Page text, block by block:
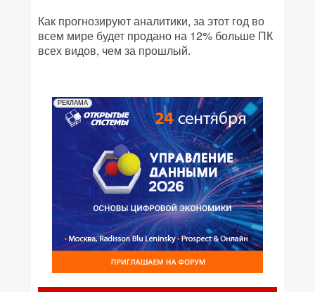
Как прогнозируют аналитики, за этот год во
всем мире будет продано на 12% больше ПК
всех видов, чем за прошлый.
РЕКЛАМА